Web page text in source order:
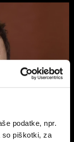
podatke, npr.
so piškotki, za